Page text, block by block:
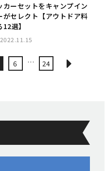
カーセットをキャンプイン
がセレクト【アウトドア料
選】
2022.11.15
6 … 24